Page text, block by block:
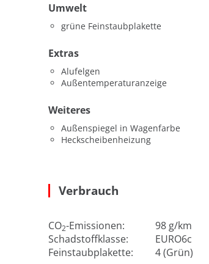
Umwelt
grüne Feinstaubplakette
Extras
Alufelgen
Außentemperaturanzeige
Weiteres
Außenspiegel in Wagenfarbe
Heckscheibenheizung
Verbrauch
CO2-Emissionen:
98 g/km
Schadstoffklasse:
EURO6c
Feinstaubplakette:
4 (Grün)